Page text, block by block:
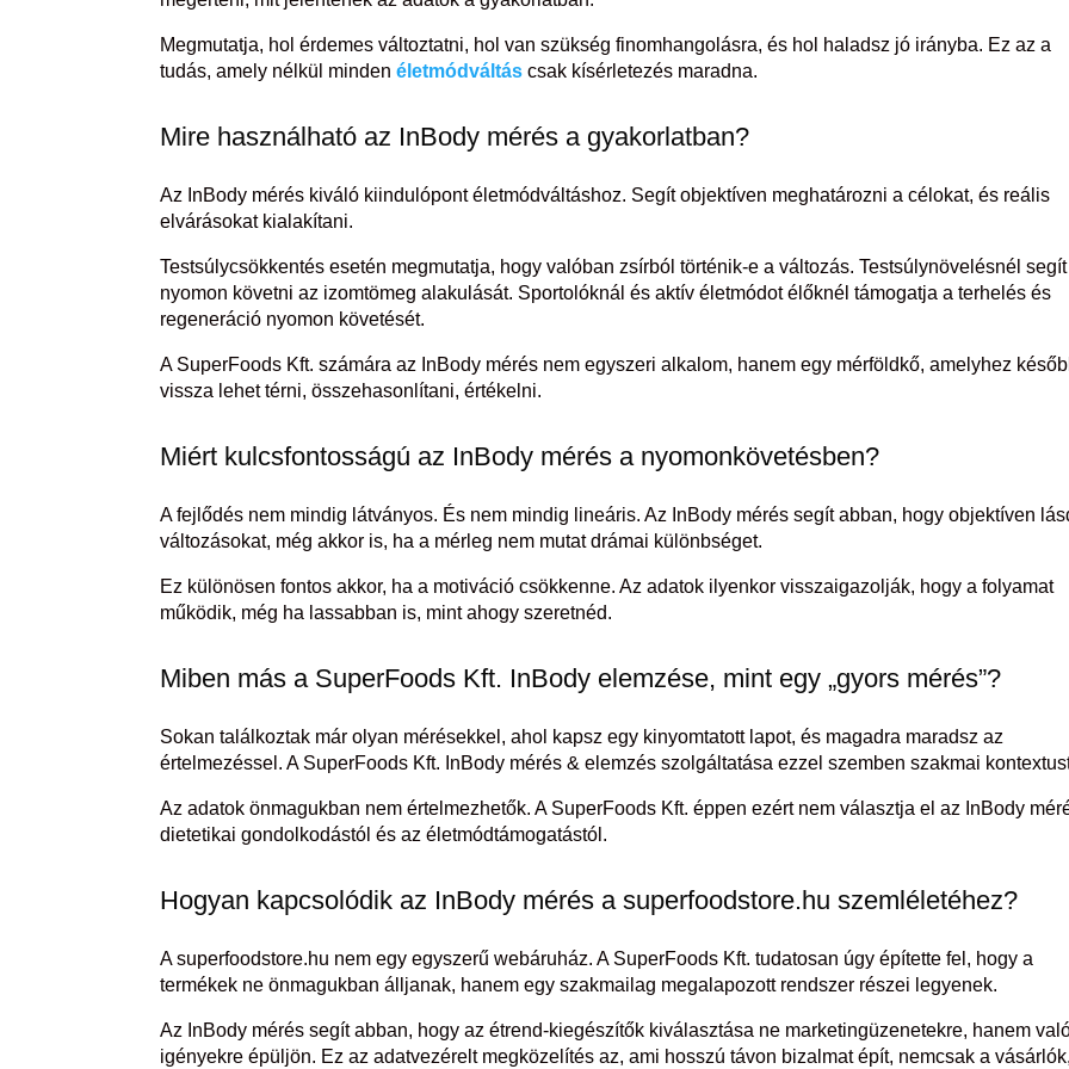
Megmutatja, hol érdemes változtatni, hol van szükség finomhangolásra, és hol haladsz jó irányba. Ez az a
tudás, amely nélkül mindenéletmódváltás csak kísérletezés maradna.
Mire használható az InBody mérés a gyakorlatban?
Az InBody mérés kiváló kiindulópont életmódváltáshoz. Segít objektíven meghatározni a célokat, és reális
elvárásokat kialakítani.
Testsúlycsökkentés esetén megmutatja, hogy valóban zsírból történik-e a változás. Testsúlynövelésnél segít
nyomon követni az izomtömeg alakulását. Sportolóknál és aktív életmódot élőknél támogatja a terhelés és
regeneráció nyomon követését.
A SuperFoods Kft. számára az InBody mérés nem egyszeri alkalom, hanem egy mérföldkő, amelyhez
vissza lehet térni, összehasonlítani, értékelni.
Miért kulcsfontosságú az InBody mérés a nyomonkövetésben?
A fejlődés nem mindig látványos. És nem mindig lineáris. Az InBody mérés segít abban, hogy objektíven
változásokat, még akkor is, ha a mérleg nem mutat drámai különbséget.
Ez különösen fontos akkor, ha a motiváció csökkenne. Az adatok ilyenkor visszaigazolják, hogy a folyamat
működik, még ha lassabban is, mint ahogy szeretnéd.
Miben más a SuperFoods Kft. InBody elemzése, mint egy „gyors mérés”?
Sokan találkoztak már olyan mérésekkel, ahol kapsz egy kinyomtatott lapot, és magadra maradsz az
értelmezéssel. A SuperFoods Kft. InBody mérés & elemzés szolgáltatása ezzel szemben szakmai
Az adatok önmagukban nem értelmezhetők. A SuperFoods Kft. éppen ezért nem választja el az InBody
dietetikai gondolkodástól és az életmódtámogatástól.
Hogyan kapcsolódik az InBody mérés a superfoodstore.hu szemléletéhez?
A superfoodstore.hu nem egy egyszerű webáruház. A SuperFoods Kft. tudatosan úgy építette fel, hogy a
termékek ne önmagukban álljanak, hanem egy szakmailag megalapozott rendszer részei legyenek.
Az InBody mérés segít abban, hogy az étrend-kiegészítők kiválasztása ne marketingüzenetekre, hanem
igényekre épüljön. Ez az adatvezérelt megközelítés az, ami hosszú távon bizalmat épít, nemcsak a vásárlók,